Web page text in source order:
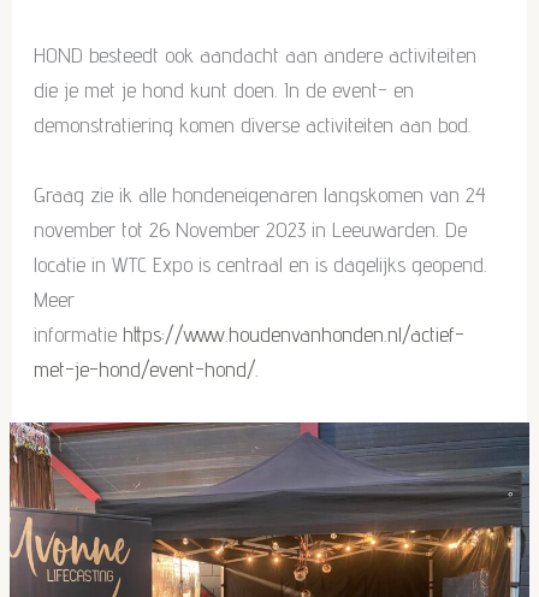
HOND besteedt ook aandacht aan andere activiteiten
die je met je hond kunt doen. In de event- en
demonstratiering komen diverse activiteiten aan bod.
Graag zie ik alle hondeneigenaren langskomen van 24
november tot 26 November 2023 in Leeuwarden. De
locatie in WTC Expo is centraal en is dagelijks geopend.
Meer
informatie https://www.houdenvanhonden.nl/actief-
met-je-hond/event-hond/.